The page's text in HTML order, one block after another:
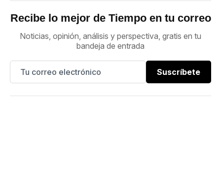
Recibe lo mejor de Tiempo en tu correo
Noticias, opinión, análisis y perspectiva, gratis en tu
bandeja de entrada
Suscríbete